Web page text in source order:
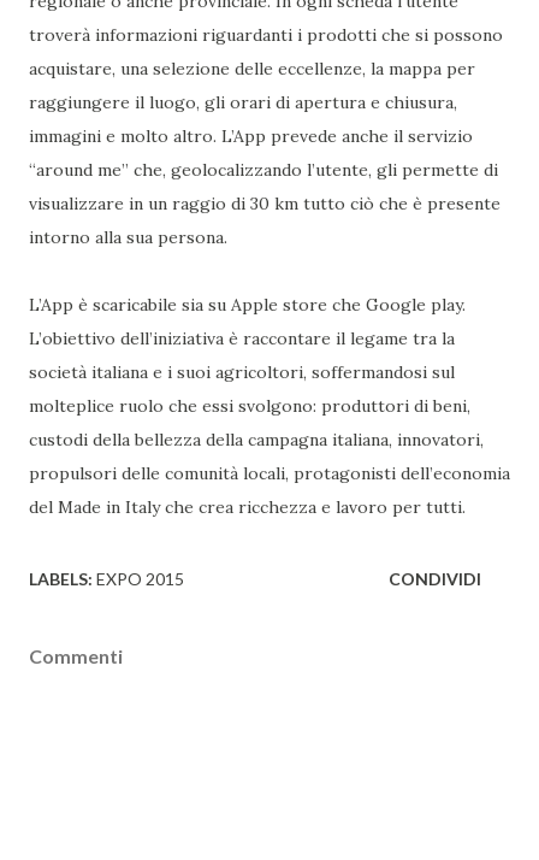
troverà informazioni riguardanti i prodotti che si possono
acquistare, una selezione delle eccellenze, la mappa per
raggiungere il luogo, gli orari di apertura e chiusura,
immagini e molto altro. L’App prevede anche il servizio
“around me” che, geolocalizzando l’utente, gli permette di
visualizzare in un raggio di 30 km tutto ciò che è presente
intorno alla sua persona.
L’App è scaricabile sia su Apple store che Google play.
L’obiettivo dell’iniziativa è raccontare il legame tra la
società italiana e i suoi agricoltori, soffermandosi sul
molteplice ruolo che essi svolgono: produttori di beni,
custodi della bellezza della campagna italiana, innovatori,
propulsori delle comunità locali, protagonisti dell’economia
del Made in Italy che crea ricchezza e lavoro per tutti.
LABELS: EXPO 2015 CONDIVIDI
Commenti